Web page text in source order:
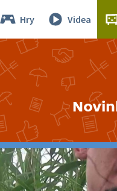
Hry Videa